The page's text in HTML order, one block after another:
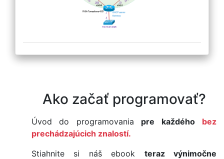
Ako začať programovať?
Úvod do programovania pre každého
bez
prechádzajúcich znalostí.
Stiahnite si náš ebook teraz výnimočne